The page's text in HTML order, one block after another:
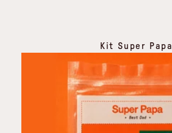
Kit Super Papa